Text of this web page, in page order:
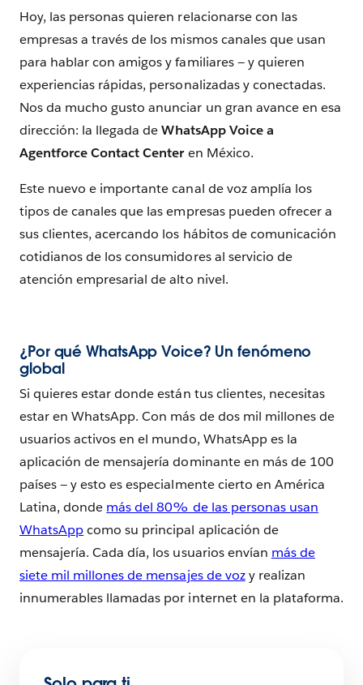
Hoy, las personas quieren relacionarse con las
empresas a través de los mismos canales que usan
para hablar con amigos y familiares — y quieren
experiencias rápidas, personalizadas y conectadas.
Nos da mucho gusto anunciar un gran avance en esa
dirección: la llegada deWhatsApp Voice a
Agentforce Contact Centeren México.
Este nuevo e importante canal de voz amplía los
tipos de canales que las empresas pueden ofrecer a
sus clientes, acercando los hábitos de comunicación
cotidianos de los consumidores al servicio de
atención empresarial de alto nivel.
¿Por qué WhatsApp Voice? Un fenómeno
global
Si quieres estar donde están tus clientes, necesitas
estar en WhatsApp. Con más de dos mil millones de
usuarios activos en el mundo, WhatsApp es la
aplicación de mensajería dominante en más de 100
países — y esto es especialmente cierto en América
Latina, donde más del 80% de las personas usan
WhatsAppcomo su principal aplicación de
mensajería. Cada día, los usuarios envían más de
siete mil millones de mensajes de vozy realizan
innumerables llamadas por internet en la plataforma.